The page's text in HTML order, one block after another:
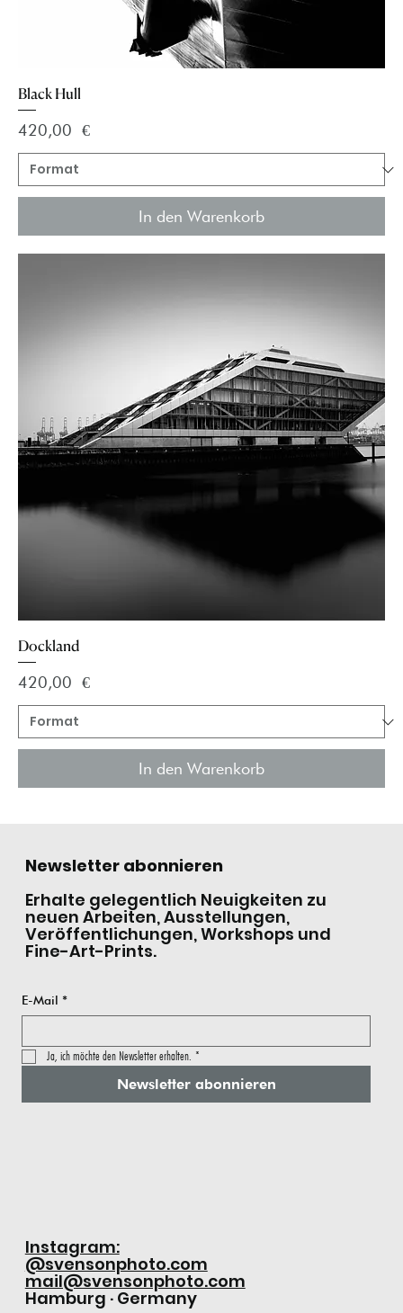
Black Hull
Preis
420,00 €
In den Warenkorb
Dockland
Preis
420,00 €
In den Warenkorb
Newsletter abonnieren
Erhalte gelegentlich Neuigkeiten zu
neuen Arbeiten, Ausstellungen,
Veröffentlichungen, Workshops und
Fine-Art-Prints.
E-Mail *
Ja, ich möchte den Newsletter erhalten. *
Newsletter abonnieren
Instagram:
@svensonphoto.com
mail@svensonphoto.com
Hamburg · Germany